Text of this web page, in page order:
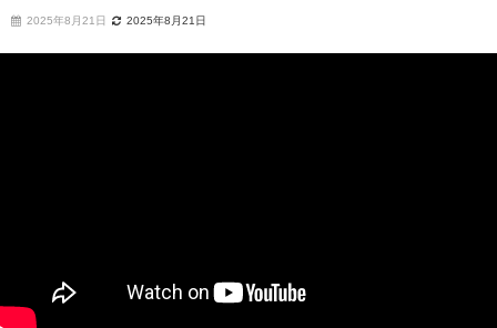
2025年8月21日 2025年8月21日